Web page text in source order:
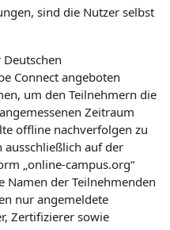
sind die Nutzer selbst
Connect angeboten
um den Teilnehmern die
Zeitraum
offline nachverfolgen zu
auf der
„online-campus.org“
der Teilnehmenden
nur angemeldete
Zertifizierer sowie